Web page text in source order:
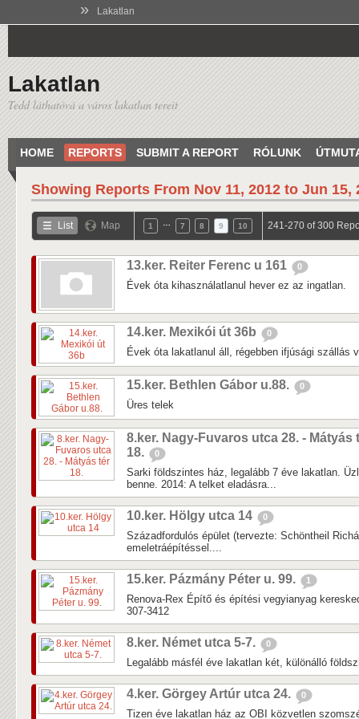
» Lakatlan
Lakatlan
Tedd láthatóvá a város lakatlan tereit
HOME REPORTS SUBMIT A REPORT RÓLUNK
Showing Reports From Nov 11, 2012 to Jun 15,
List Map 1 7 8 9 10 241-270 of 300
13.ker. Reiter Ferenc u 161 0
Évek óta kihasználatlanul hever ez az ingatlan.
14.ker. Mexikói út 36b 0
Évek óta lakatlanul áll, régebben ifjúsági szállás
15.ker. Bethlen Gábor u.88. 0
Üres telek
8.ker. Nagy-Fuvaros utca 28. - Mátyás
18.
0
Sarki földszintes ház, legalább 7 éve lakatlan.
benne. 2014: A telket eladásra...
10.ker. Hölgy utca 14 0
Századfordulós épület (tervezte: Schöntheil
emeletráépítéssel....
15.ker. Pázmány Péter u. 99. 1
Renova-Rex Építő és építési vegyianyag
307-3412
8.ker. Német utca 5-7. 0
Legalább másfél éve lakatlan két, különálló
4.ker. Görgey Artúr utca 24. 0
Tizen éve lakatlan ház az OBI közvetlen